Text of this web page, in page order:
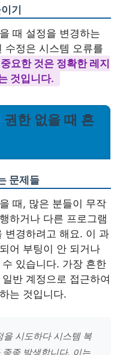
기
때 설정을 변경하는
수정은 시스템 오류를
요한 것은 정확한 레지
것입니다.
한 없을 때 흔
문제들
때, 많은 분들이 무작
하거나 다른 프로그램
변경하려고 해요. 이 과
어 부팅이 안 되거나
있습니다. 가장 흔한
반 계정으로 접근하여
는 것입니다.
을 시도하다 시스템 복
종 발생합니다. 이는